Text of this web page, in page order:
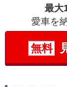
最大
愛車を
無料